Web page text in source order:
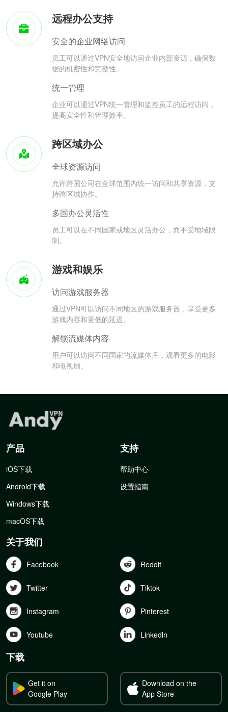
远程办公支持
安全的企业网络访问
员工可以通过VPN安全地访问企业内部资源，确保数
据的机密性和完整性。
统一管理
企业可以通过VPN统一管理和监控员工的远程访问，
提高安全性和管理效率。
跨区域办公
全球资源访问
允许跨国公司在全球范围内统一访问和共享资源，支
持跨区域协作。
多国办公灵活性
员工可以在不同国家或地区灵活办公，而不受地域限
制。
游戏和娱乐
访问游戏服务器
通过VPN可以访问不同地区的游戏服务器，享受更多
游戏内容和更低的延迟。
解锁流媒体内容
用户可以访问不同国家的流媒体库，观看更多的电影
和电视剧。
产品
iOS下载
Android下载
Windows下载
macOS下载
支持
帮助中心
设置指南
关于我们
Facebook Reddit
Twitter Tiktok
Instagram Pinterest
Youtube Linkedln
下载
Get it on
Google Play
Download on the
App Store